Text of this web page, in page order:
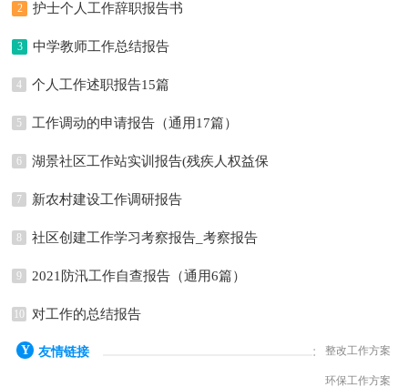
2 护士个人工作辞职报告书
3 中学教师工作总结报告
4 个人工作述职报告15篇
5 工作调动的申请报告（通用17篇）
6
湖景社区工作站实训报告(残疾人权益保
7 新农村建设工作调研报告
8 社区创建工作学习考察报告_考察报告
9 2021防汛工作自查报告（通用6篇）
10 对工作的总结报告
友情链接 : 整改工作方案
环保工作方案